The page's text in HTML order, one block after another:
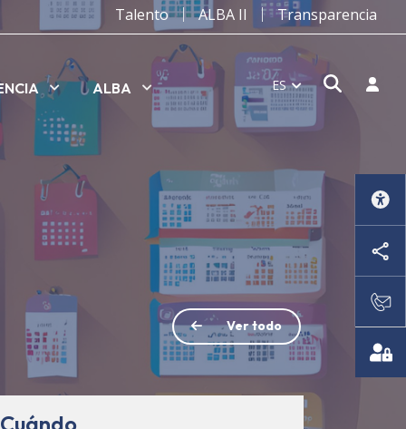
Talento ALBA II Transparencia
ALBA ES Abrir
Ver todo
Cuándo